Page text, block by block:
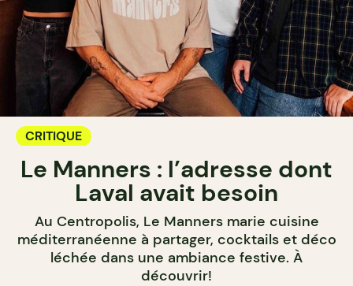
CRITIQUE
Le Manners : l’adresse dont
Laval avait besoin
Au Centropolis, Le Manners marie cuisine
méditerranéenne à partager, cocktails et déco
léchée dans une ambiance festive. À
découvrir!